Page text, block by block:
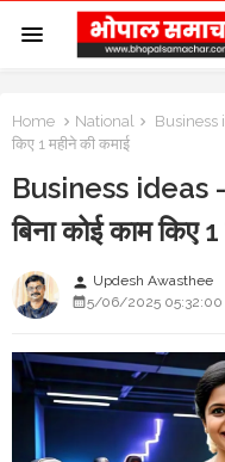
Home National
Business
किए 1 महीने की कमाई
Business ideas
बिना कोई काम किए
person Updesh Awasthee
5/06/2025 05:32:00